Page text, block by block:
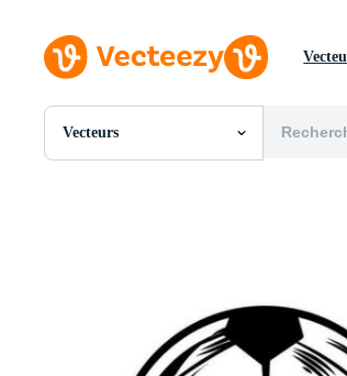
Vecteurs
Toutes Images
Motion graphics
Images Éditoriales